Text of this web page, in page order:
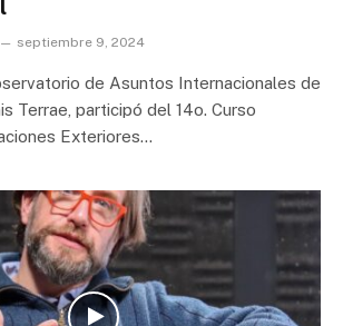
septiembre 9, 2024
de Asuntos Internacionales de
Terrae, participó del 14o. Curso
Exteriores…